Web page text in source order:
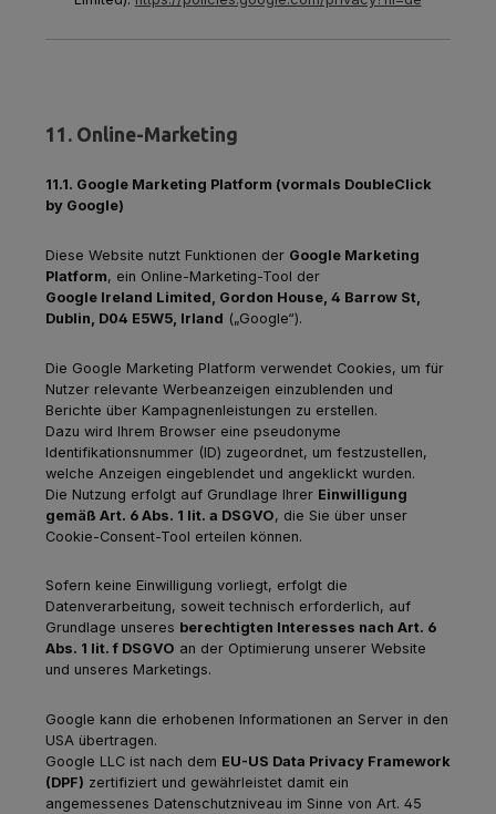
11. Online-Marketing
11.1. Google Marketing Platform (vormals DoubleClick
by Google)
Diese Website nutzt Funktionen der Google Marketing
Platform, ein Online-Marketing-Tool der
Google Ireland Limited, Gordon House, 4 Barrow St,
Dublin, D04 E5W5, Irland („Google“).
Die Google Marketing Platform verwendet Cookies, um für
Nutzer relevante Werbeanzeigen einzublenden und
Berichte über Kampagnenleistungen zu erstellen.
Dazu wird Ihrem Browser eine pseudonyme
Identifikationsnummer (ID) zugeordnet, um festzustellen,
welche Anzeigen eingeblendet und angeklickt wurden.
Die Nutzung erfolgt auf Grundlage Ihrer Einwilligung
gemäß Art. 6 Abs. 1 lit. a DSGVO, die Sie über unser
Cookie-Consent-Tool erteilen können.
Sofern keine Einwilligung vorliegt, erfolgt die
Datenverarbeitung, soweit technisch erforderlich, auf
Grundlage unseres berechtigten Interesses nach Art. 6
Abs. 1 lit. f DSGVO an der Optimierung unserer Website
und unseres Marketings.
Google kann die erhobenen Informationen an Server in den
USA übertragen.
Google LLC ist nach dem EU-US Data Privacy Framework
(DPF) zertifiziert und gewährleistet damit ein
angemessenes Datenschutzniveau im Sinne von Art. 45